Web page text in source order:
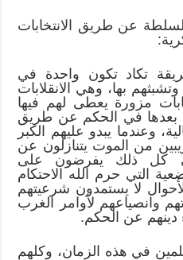
عن طريق الانتخابات
تكاد تكون واحدة في
بها، وهي الانقلابات
مزورة يعطى لهم فيها
بعدها في الحكم عن طريق
وعندما يبدو عليهم الكبر
من الموت يتنازلون عن
كل ذلك يفرضون على
التي حرم الله الاحتكام
لا يستمدون شرعيتهم
وانصياعهم لأوامر الغرب
دينهم عن الحكم.
في هذه الزمان، وكلهم